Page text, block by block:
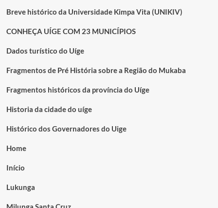
Breve histórico da Universidade Kimpa Vita (UNIKIV)
CONHEÇA UÍGE COM 23 MUNICÍPIOS
Dados turístico do Uíge
Fragmentos de Pré História sobre a Região do Mukaba
Fragmentos históricos da província do Uíge
Historia da cidade do uíge
Histórico dos Governadores do Uige
Home
Início
Lukunga